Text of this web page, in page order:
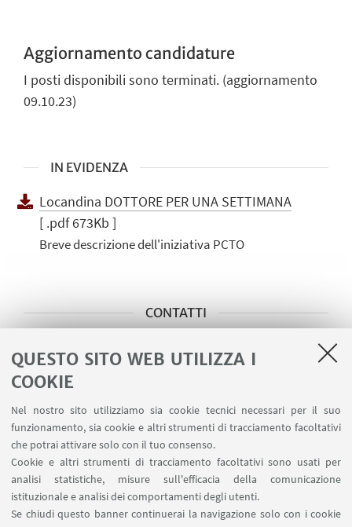
QUESTO SITO WEB UTILIZZA I
COOKIE
Nel nostro sito utilizziamo sia cookie tecnici necessari per il suo
funzionamento, sia cookie e altri strumenti di tracciamento facoltativi
che potrai attivare solo con il tuo consenso.
Cookie e altri strumenti di tracciamento facoltativi sono usati per
analisi statistiche, misure sull'efficacia della comunicazione
istituzionale e analisi dei comportamenti degli utenti.
Se chiudi questo banner continuerai la navigazione solo con i cookie
Aggiornamento candidature
I posti disponibili sono terminati. (aggiornamento
09.10.23)
IN EVIDENZA
Locandina DOTTORE PER UNA SETTIMANA
[ .pdf 673Kb ]
Breve descrizione dell'iniziativa PCTO
CONTATTI
Ufficio ASL/PCTO
Referente Scientifico - Prof.
Igor Diemberger
Scrivi una mail